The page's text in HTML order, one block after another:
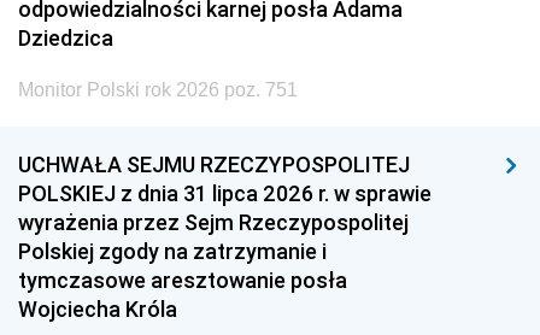
odpowiedzialności karnej posła Adama
Dziedzica
Monitor Polski rok 2026 poz. 751
UCHWAŁA SEJMU RZECZYPOSPOLITEJ
POLSKIEJ z dnia 31 lipca 2026 r. w sprawie
wyrażenia przez Sejm Rzeczypospolitej
Polskiej zgody na zatrzymanie i
tymczasowe aresztowanie posła
Wojciecha Króla